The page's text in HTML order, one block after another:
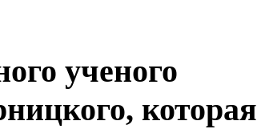
ученого
которая